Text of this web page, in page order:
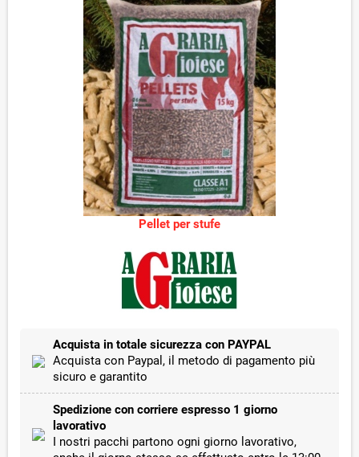
Pellet per stufe
Acquista in totale sicurezza con PAYPAL
Acquista con Paypal, il metodo di pagamento più
sicuro e garantito
Spedizione con corriere espresso 1 giorno
lavorativo
I nostri pacchi partono ogni giorno lavorativo,